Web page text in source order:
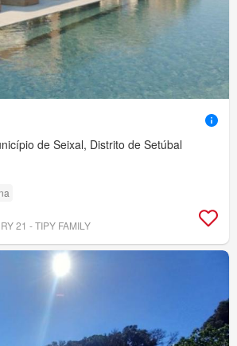
de Seixal, Distrito de Setúbal
21 - TIPY FAMILY